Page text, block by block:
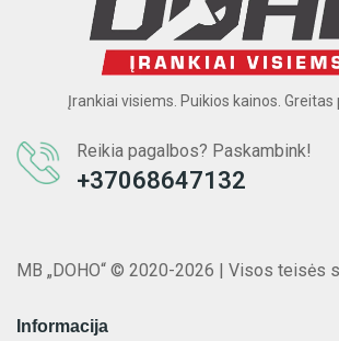
Įrankiai visiems. Puikios kainos. Greitas
Reikia pagalbos? Paskambink!
+37068647132
MB „DOHO“ © 2020-2026 | Visos teisės
Informacija